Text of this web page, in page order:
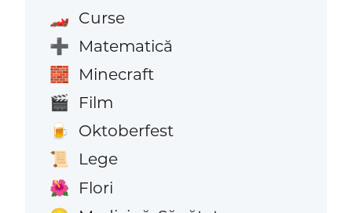
🏎️ Curse
➕ Matematică
🧱 Minecraft
🎬 Film
🍺 Oktoberfest
📜 Lege
🌺 Flori